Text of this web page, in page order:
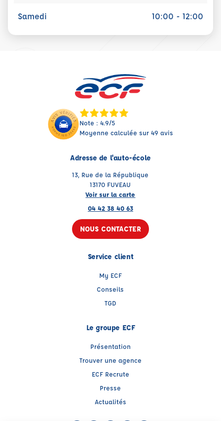
Samedi 10:00 - 12:00
Note : 4.9/5
Moyenne calculée sur 49 avis
Adresse de l'auto-école
13, Rue de la République
13170 FUVEAU
Voir sur la carte
04 42 38 40 63
NOUS CONTACTER
Service client
My ECF
Conseils
TGD
Le groupe ECF
Présentation
Trouver une agence
ECF Recrute
Presse
Actualités